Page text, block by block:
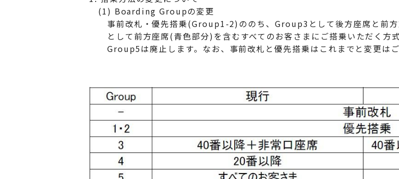
(1) Boarding Groupの変更
事前改札・優先搭乗(Group1-2)ののち、Group3として後方座席と前
として前方座席(青色部分)を含むすべてのお客さまにご搭乗いただく方
Group5は廃止します。なお、事前改札と優先搭乗はこれまでと変更はご